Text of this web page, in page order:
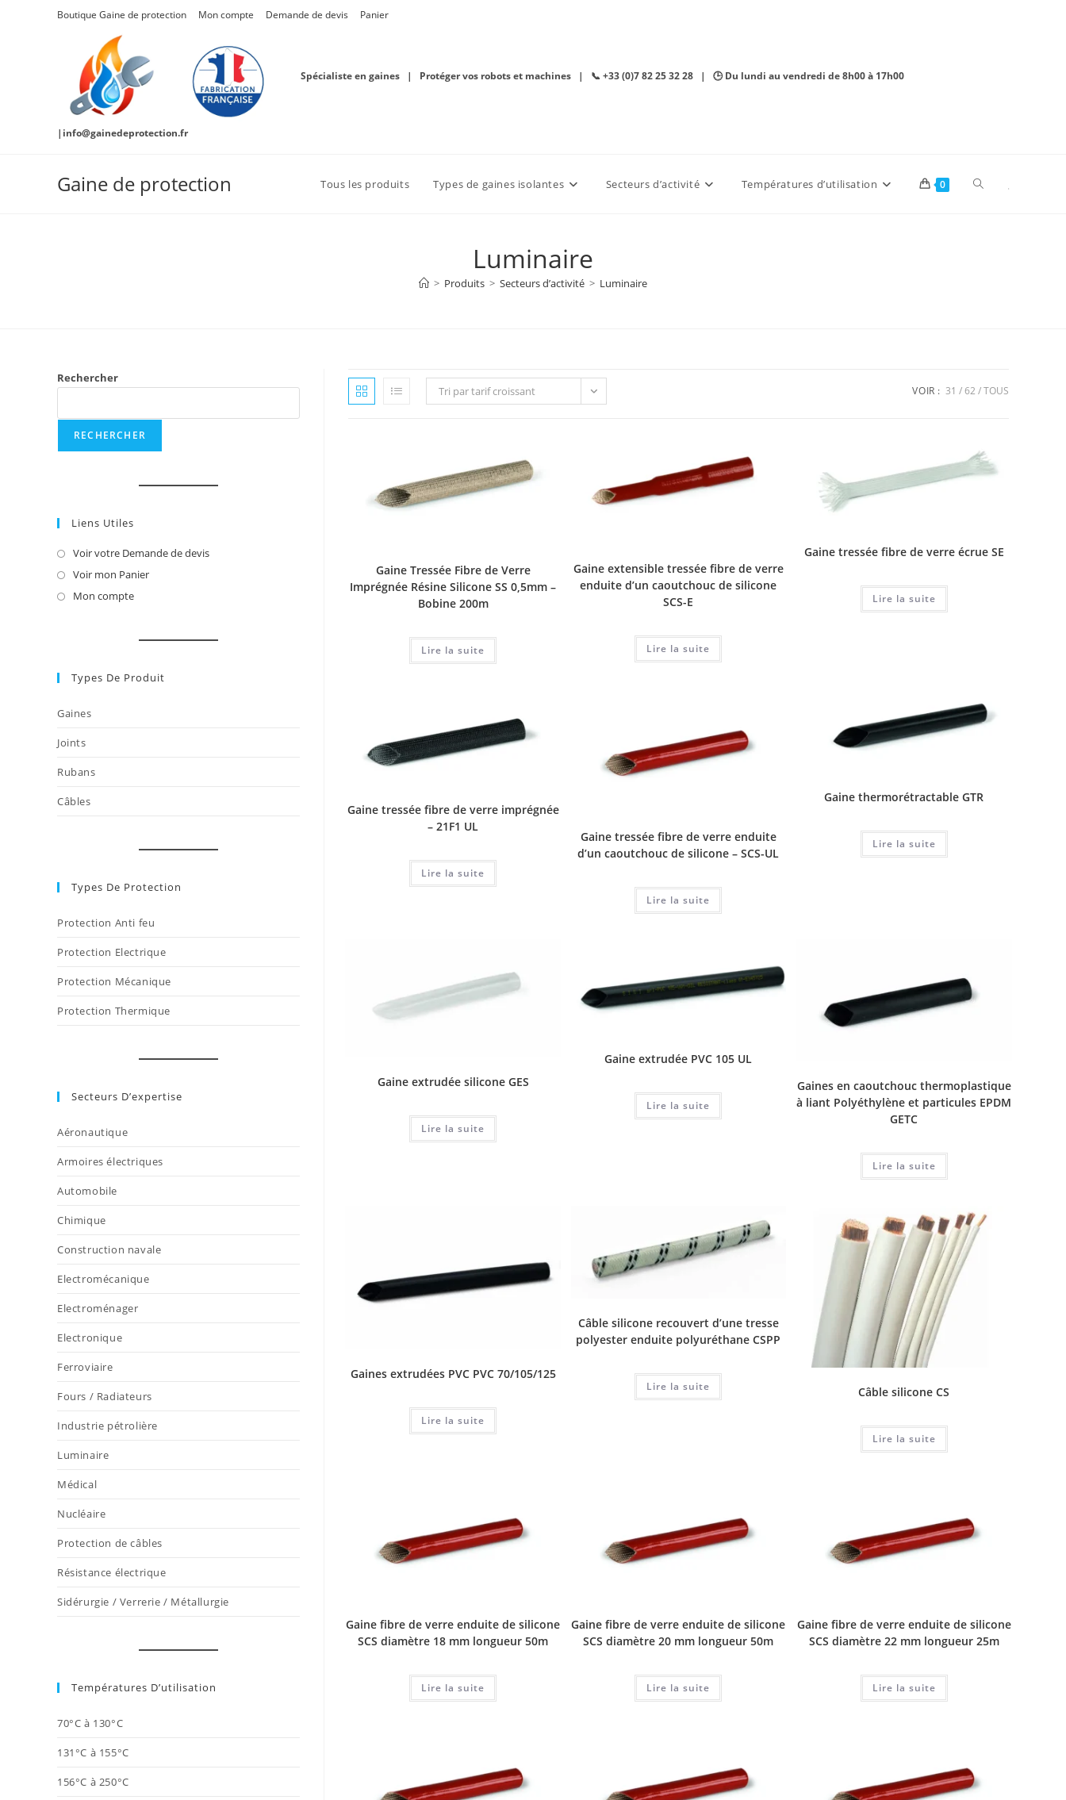
Boutique Gaine de protection Mon compte Demande de devis Panier
Spécialiste en gaines | Protéger vos robots et machines | 📞 +33 (0)7 82 25 32 28 | 🕒 Du lundi au vendredi de 8h00 à 17h00
|info@gainedeprotection.fr
Gaine de protection Tous les produits Types de gaines isolantes Secteurs d’activité Températures d’utilisation 0 Toggle
Luminaire
> Produits > Secteurs d’activité > Luminaire
Tri par tarif croissant VOIR : 31 62 TOUS
Gaine Tressée Fibre de Verre
Imprégnée Résine Silicone SS 0,5mm –
Bobine 200m
Lire la suite
Gaine extensible tressée fibre de verre
enduite d’un caoutchouc de silicone
SCS-E
Lire la suite
Gaine tressée fibre de verre écrue SE
Lire la suite
Gaine tressée fibre de verre imprégnée
– 21F1 UL
Lire la suite
Gaine tressée fibre de verre enduite
d’un caoutchouc de silicone – SCS-UL
Lire la suite
Gaine thermorétractable GTR
Lire la suite
Gaine extrudée silicone GES
Lire la suite
Gaine extrudée PVC 105 UL
Lire la suite
Gaines en caoutchouc thermoplastique
à liant Polyéthylène et particules EPDM
GETC
Lire la suite
Gaines extrudées PVC PVC 70/105/125
Lire la suite
Câble silicone recouvert d’une tresse
polyester enduite polyuréthane CSPP
Lire la suite Câble silicone CS
Lire la suite
Gaine fibre de verre enduite de silicone
SCS diamètre 18 mm longueur 50m
Lire la suite
Gaine fibre de verre enduite de silicone
SCS diamètre 20 mm longueur 50m
Lire la suite
Gaine fibre de verre enduite de silicone
SCS diamètre 22 mm longueur 25m
Lire la suite
Rechercher
RECHERCHER
Liens Utiles
Voir votre Demande de devisS’ouvre
Voir mon PanierS’ouvre
Mon compteS’ouvre
un
onglet
Types De Produit
Gaines
Joints
Rubans
Câbles
Types De Protection
Protection Anti feu
Protection Electrique
Protection Mécanique
Protection Thermique
Secteurs D’expertise
Aéronautique
Armoires électriques
Automobile
Chimique
Construction navale
Electromécanique
Electroménager
Electronique
Ferroviaire
Fours / Radiateurs
Industrie pétrolière
Luminaire
Médical
Nucléaire
Protection de câbles
Résistance électrique
Sidérurgie / Verrerie / Métallurgie
Températures D’utilisation
70°C à 130°C
131°C à 155°C
156°C à 250°C